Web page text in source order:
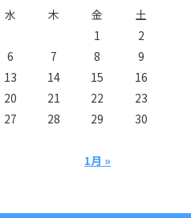
水 木 金 土
1月 »
1
2
6 7 8
9
13 14 15
16
20 21 22
23
27 28 29
30